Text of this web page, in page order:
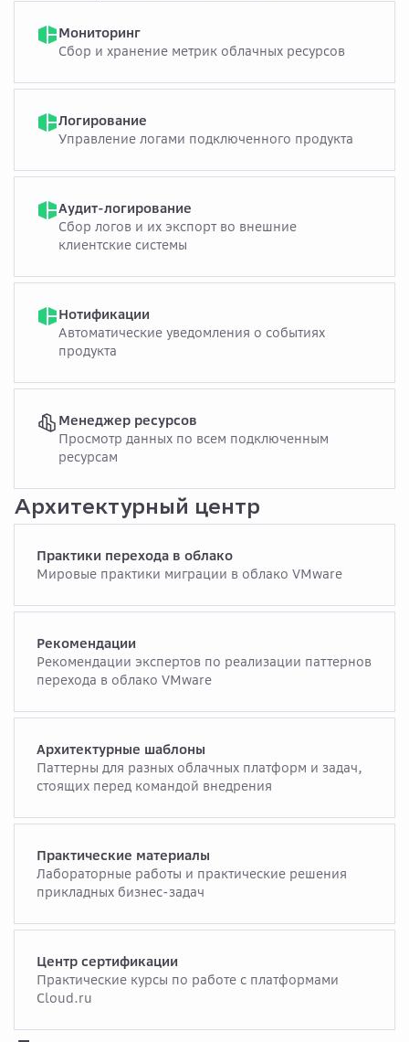
Мониторинг
Сбор и хранение метрик облачных ресурсов
Логирование
Управление логами подключенного продукта
Аудит-логирование
Сбор логов и их экспорт во внешние
клиентские системы
Нотификации
Автоматические уведомления о событиях
продукта
Менеджер ресурсов
Просмотр данных по всем подключенным
ресурсам
Архитектурный центр
Практики перехода в облако
Мировые практики миграции в облако VMware
Рекомендации
Рекомендации экспертов по реализации паттернов
перехода в облако VMware
Архитектурные шаблоны
Паттерны для разных облачных платформ и задач,
стоящих перед командой внедрения
Практические материалы
Лабораторные работы и практические решения
прикладных бизнес-задач
Центр сертификации
Практические курсы по работе с платформами
Cloud.ru